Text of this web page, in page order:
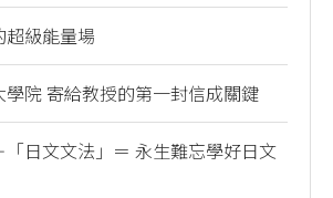
超級能量場
院 寄給教授的第一封信成關鍵
「日文文法」＝ 永生難忘學好日文